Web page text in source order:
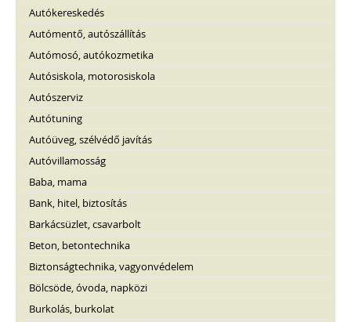
Autókereskedés
Autómentő, autószállítás
Autómosó, autókozmetika
Autósiskola, motorosiskola
Autószerviz
Autótuning
Autóüveg, szélvédő javítás
Autóvillamosság
Baba, mama
Bank, hitel, biztosítás
Barkácsüzlet, csavarbolt
Beton, betontechnika
Biztonságtechnika, vagyonvédelem
Bölcsöde, óvoda, napközi
Burkolás, burkolat